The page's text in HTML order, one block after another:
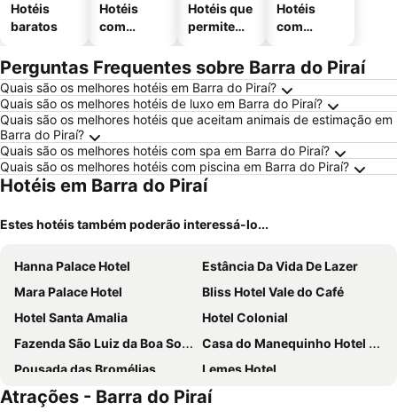
Hotéis
baratos
Hotéis
com
Hotéis que
permitem
Hotéis
com
mento
Perguntas Frequentes sobre Barra do Piraí
Quais são os melhores hotéis em Barra do Piraí?
Quais são os melhores hotéis de luxo em Barra do Piraí?
Quais são os melhores hotéis que aceitam animais de estimação em
Barra do Piraí?
Quais são os melhores hotéis com spa em Barra do Piraí?
Quais são os melhores hotéis com piscina em Barra do Piraí?
Hotéis em Barra do Piraí
Estes hotéis também poderão interessá-lo...
Hanna Palace Hotel
Estância Da Vida De Lazer
Mara Palace Hotel
Bliss Hotel Vale do Café
Hotel Santa Amalia
Hotel Colonial
Fazenda São Luiz da Boa Sorte
Casa do Manequinho Hotel e Restaurante
Pousada das Bromélias
Lemes Hotel
Hotel Madrid
Atrações - Barra do Piraí